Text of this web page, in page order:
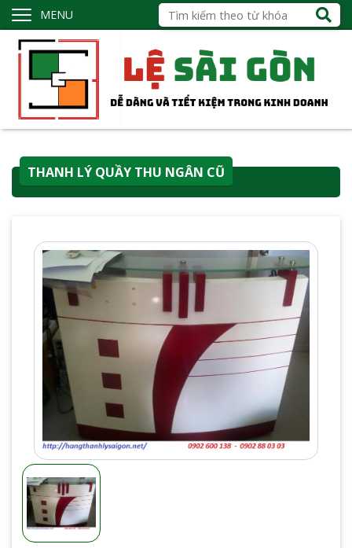
MENU
THANH LÝ QUẦY THU NGÂN CŨ